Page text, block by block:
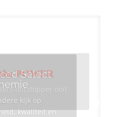
Select
kijk op
kwaliteit en
POWER
ontstopper ooit